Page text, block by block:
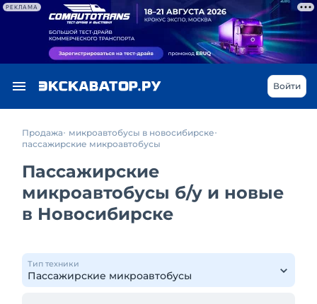
РЕКЛАМА
Войти
Продажа
микроавтобусы в новосибирске
пассажирские микроавтобусы
Пассажирские
микроавтобусы б/у и новые
в Новосибирске
Тип техники